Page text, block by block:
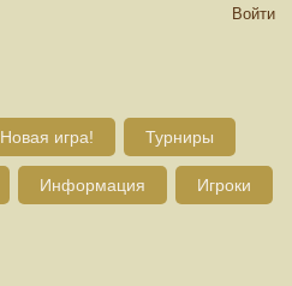
Войти
Новая игра! Турниры
Информация Игроки